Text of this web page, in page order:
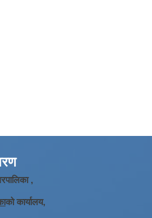
,
को कार्यालय,